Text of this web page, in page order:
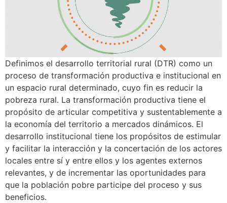
Definimos el desarrollo territorial rural (DTR) como un
proceso de transformación productiva e institucional en
un espacio rural determinado, cuyo fin es reducir la
pobreza rural. La transformación productiva tiene el
propósito de articular competitiva y sustentablemente a
la economía del territorio a mercados dinámicos. El
desarrollo institucional tiene los propósitos de estimular
y facilitar la interacción y la concertación de los actores
locales entre sí y entre ellos y los agentes externos
relevantes, y de incrementar las oportunidades para
que la población pobre participe del proceso y sus
beneficios.